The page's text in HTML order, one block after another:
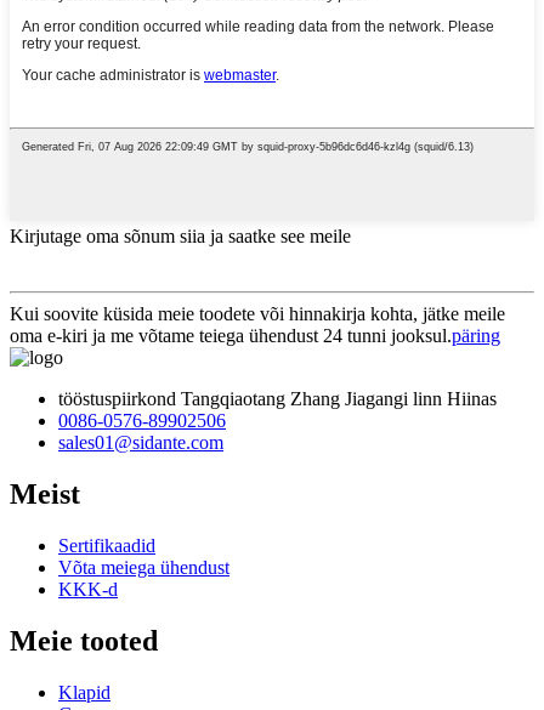
Kirjutage oma sõnum siia ja saatke see meile
Kui soovite küsida meie toodete või hinnakirja kohta, jätke meile
oma e-kiri ja me võtame teiega ühendust 24 tunni jooksul.päring
tööstuspiirkond Tangqiaotang Zhang Jiagangi linn Hiinas
0086-0576-89902506
sales01@sidante.com
Meist
Sertifikaadid
Võta meiega ühendust
KKK-d
Meie tooted
Klapid